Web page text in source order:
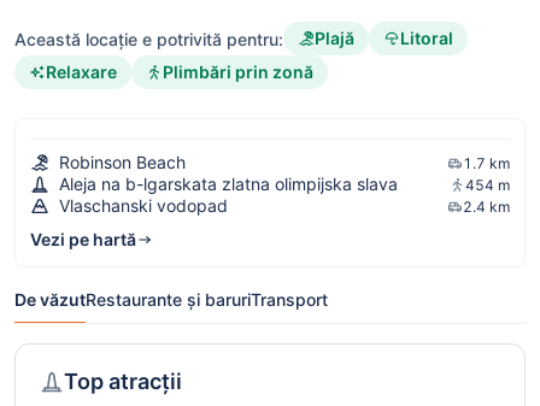
Această locație e potrivită pentru: Plajă
Litoral
Relaxare
Plimbări prin zonă
Robinson Beach 1.7 km
Aleja na b-lgarskata zlatna olimpijska slava 454 m
Vlaschanski vodopad 2.4 km
Vezi pe hartă
De văzutRestaurante și baruriTransport
Top atracții